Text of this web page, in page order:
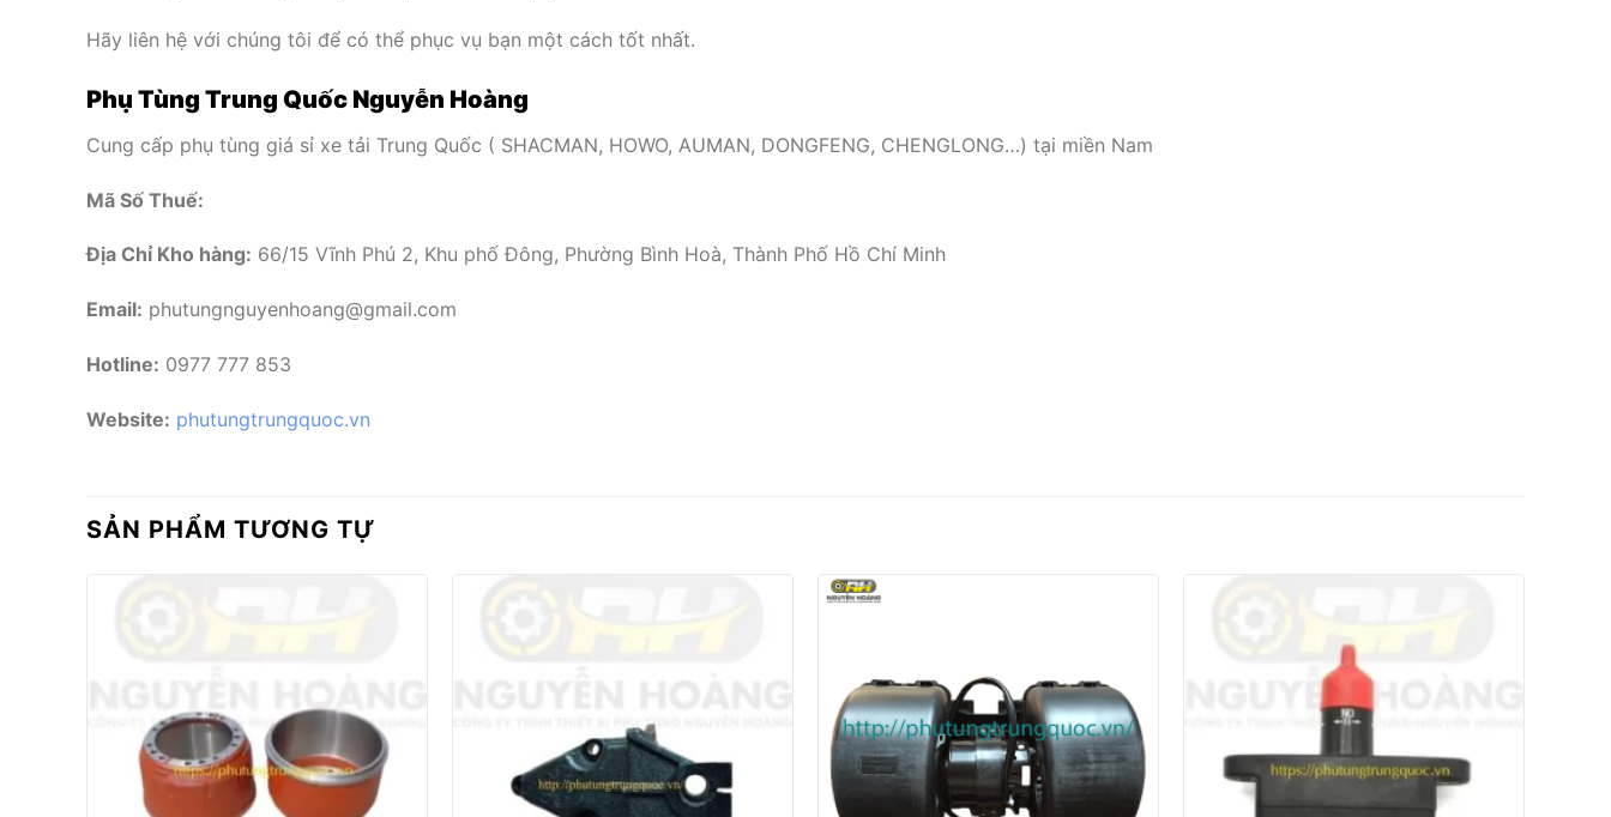
Hãy liên hệ với chúng tôi để có thể phục vụ bạn một cách tốt nhất.
Phụ Tùng Trung Quốc Nguyễn Hoàng
Cung cấp phụ tùng giá sỉ xe tải Trung Quốc ( SHACMAN, HOWO, AUMAN, DONGFENG, CHENGLONG…) tại miền Nam
Mã Số Thuế:
Địa Chỉ Kho hàng: 66/15 Vĩnh Phú 2, Khu phố Đông, Phường Bình Hoà, Thành Phố Hồ Chí Minh
Email: phutungnguyenhoang@gmail.com
Hotline: 0977 777 853
Website: phutungtrungquoc.vn
SẢN PHẨM TƯƠNG TỰ